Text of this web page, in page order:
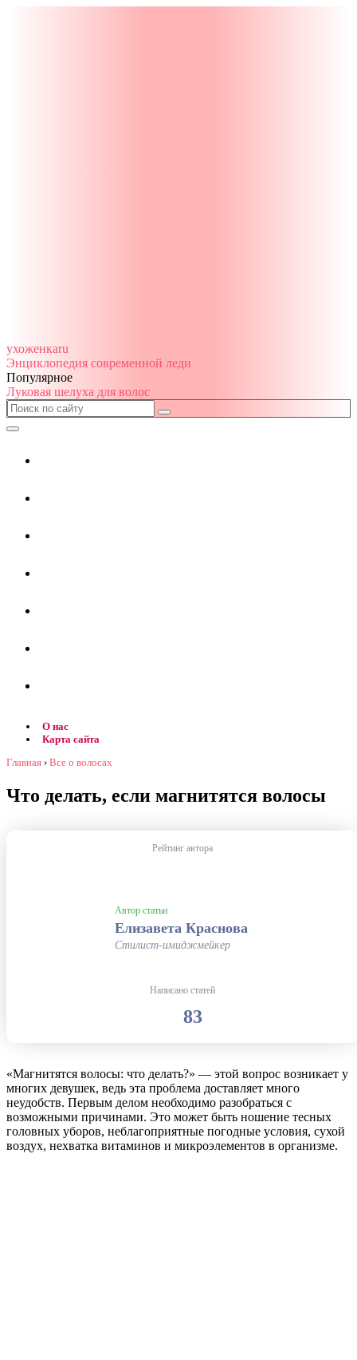
ухоженкаru
Энциклопедия современной леди
Популярное
Луковая шелуха для волос
О нас
Карта сайта
Главная › Все о волосах
Что делать, если магнитятся волосы
Рейтинг автора
Автор статьи
Елизавета Краснова
Стилист-имиджмейкер
Написано статей
83
«Магнитятся волосы: что делать?» — этой вопрос возникает у
многих девушек, ведь эта проблема доставляет много
неудобств. Первым делом необходимо разобраться с
возможными причинами. Это может быть ношение тесных
головных уборов, неблагоприятные погодные условия, сухой
воздух, нехватка витаминов и микроэлементов в организме.